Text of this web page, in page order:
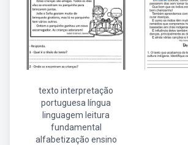
texto interpretação
portuguesa língua
linguagem leitura
fundamental
alfabetização ensino